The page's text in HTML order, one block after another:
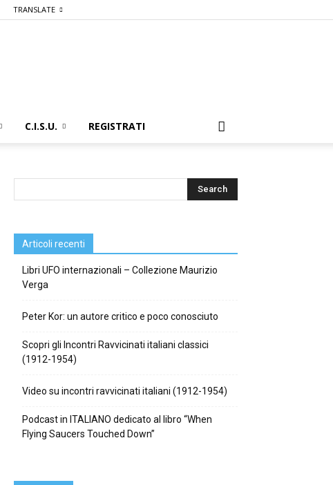
TRANSLATE
C.I.S.U. REGISTRATI
Articoli recenti
Libri UFO internazionali – Collezione Maurizio
Verga
Peter Kor: un autore critico e poco conosciuto
Scopri gli Incontri Ravvicinati italiani classici
(1912-1954)
Video su incontri ravvicinati italiani (1912-1954)
Podcast in ITALIANO dedicato al libro “When
Flying Saucers Touched Down”